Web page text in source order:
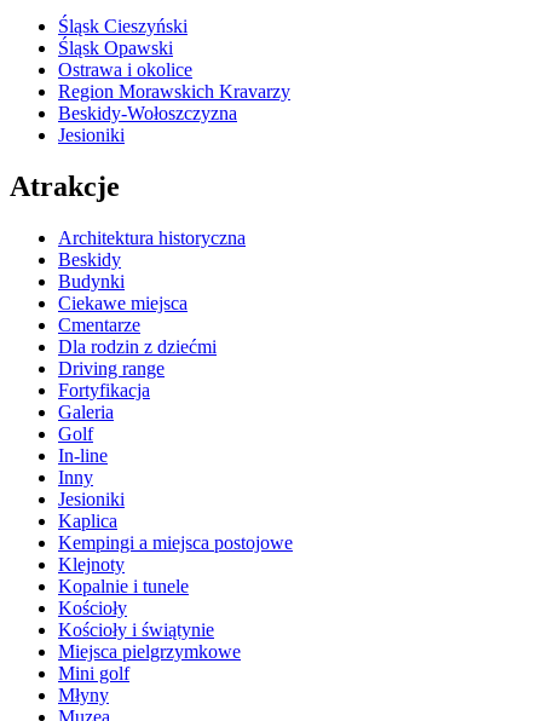
Śląsk Cieszyński
Śląsk Opawski
Ostrawa i okolice
Region Morawskich Kravarzy
Beskidy-Wołoszczyzna
Jesioniki
Atrakcje
Architektura historyczna
Beskidy
Budynki
Ciekawe miejsca
Cmentarze
Dla rodzin z dziećmi
Driving range
Fortyfikacja
Galeria
Golf
In-line
Inny
Jesioniki
Kaplica
Kempingi a miejsca postojowe
Klejnoty
Kopalnie i tunele
Kościoły
Kościoły i świątynie
Miejsca pielgrzymkowe
Mini golf
Młyny
Muzea